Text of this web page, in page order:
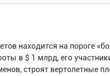
находится на пороге
в $ 1 млрд, его
строят вертолетные